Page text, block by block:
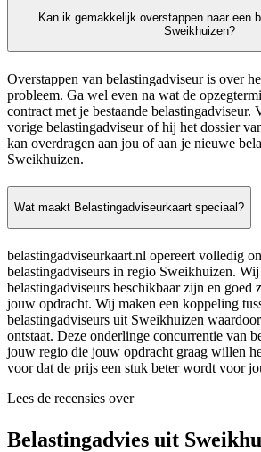
Kan ik gemakkelijk overstappen naar een
Sweikhuizen?
Overstappen van belastingadviseur is over
probleem. Ga wel even na wat de
contract met je bestaande belastingadviseur.
vorige belastingadviseur of hij het dossier
kan overdragen aan jou of aan je nieuwe
Sweikhuizen.
Wat maakt Belastingadviseurkaart speciaal?
belastingadviseurkaart.nl opereert volledig
belastingadviseurs in regio Sweikhuizen.
belastingadviseurs beschikbaar zijn en goed
jouw opdracht. Wij maken een koppeling
belastingadviseurs uit Sweikhuizen
ontstaat. Deze onderlinge concurrentie van
jouw regio die jouw opdracht graag willen
voor dat de prijs een stuk beter wordt voor
Lees de recensies over
Belastingadvies uit